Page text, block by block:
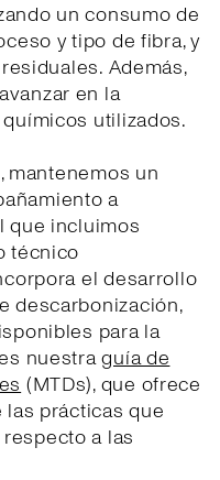
un consumo de
y tipo de fibra, y
Además,
en la
utilizados.
mantenemos un
a
que incluimos
técnico
el desarrollo
descarbonización,
para la
nuestraguía de
(MTDs), que ofrece
prácticas que
a las